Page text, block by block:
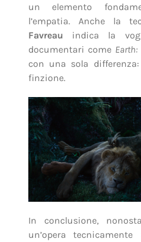
un elemento
l’empatia. Anche la
Favreau indica la
documentari come
con una sola
finzione.
In conclusione,
un’opera